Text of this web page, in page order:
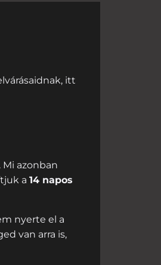
itt
azonban
a 14 napos
nyerte el a
van arra is,